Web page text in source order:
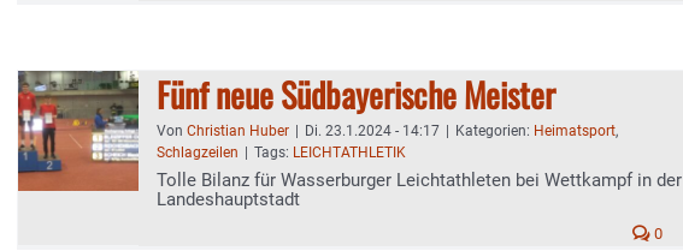
Fünf neue Südbayerische Meister
Von Christian Huber Di. 23.1.2024 - 14:17 Kategorien: Heimatsport,
Schlagzeilen
Tags: LEICHTATHLETIK
Tolle Bilanz für Wasserburger Leichtathleten bei Wettkampf in der
Landeshauptstadt
0